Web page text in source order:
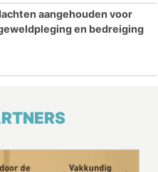
aangehouden voor
en bedreiging